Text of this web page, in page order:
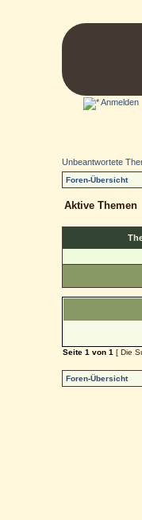
Anmelden
Unbeantwortete
Foren-Übersicht
Aktive Themen
Seite1 von1 [ Die
Foren-Übersicht